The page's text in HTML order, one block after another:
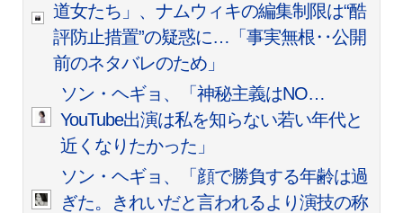
道女たち」、ナムウィキの編集制限は“酷
評防止措置”の疑惑に…「事実無根‥公開
前のネタバレのため」
ソン・ヘギョ、「神秘主義はNO…
YouTube出演は私を知らない若い年代と
近くなりたかった」
ソン・ヘギョ、「顔で勝負する年齢は過
ぎた。きれいだと言われるより演技の称